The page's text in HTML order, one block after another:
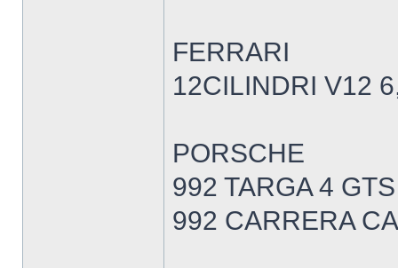
FERRARI
12CILINDRI V12
PORSCHE
992 TARGA 4
992 CARRERA